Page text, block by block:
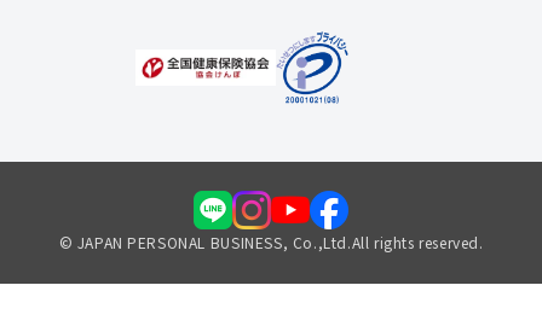
© JAPAN PERSONAL BUSINESS, Co.,Ltd.All rights reserved.